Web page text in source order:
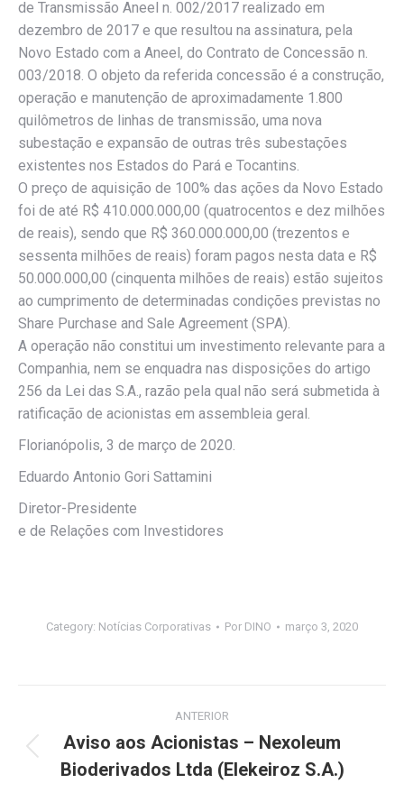
de Transmissão Aneel n. 002/2017 realizado em
dezembro de 2017 e que resultou na assinatura, pela
Novo Estado com a Aneel, do Contrato de Concessão n.
003/2018. O objeto da referida concessão é a construção,
operação e manutenção de aproximadamente 1.800
quilômetros de linhas de transmissão, uma nova
subestação e expansão de outras três subestações
existentes nos Estados do Pará e Tocantins.
O preço de aquisição de 100% das ações da Novo Estado
foi de até R$ 410.000.000,00 (quatrocentos e dez milhões
de reais), sendo que R$ 360.000.000,00 (trezentos e
sessenta milhões de reais) foram pagos nesta data e R$
50.000.000,00 (cinquenta milhões de reais) estão sujeitos
ao cumprimento de determinadas condições previstas no
Share Purchase and Sale Agreement (SPA).
A operação não constitui um investimento relevante para a
Companhia, nem se enquadra nas disposições do artigo
256 da Lei das S.A., razão pela qual não será submetida à
ratificação de acionistas em assembleia geral.
Florianópolis, 3 de março de 2020.
Eduardo Antonio Gori Sattamini
Diretor-Presidente
e de Relações com Investidores
Category: Notícias Corporativas Por DINO março 3, 2020
de
post:
ANTERIOR
anterior:
Aviso aos Acionistas – Nexoleum
Bioderivados Ltda (Elekeiroz S.A.)